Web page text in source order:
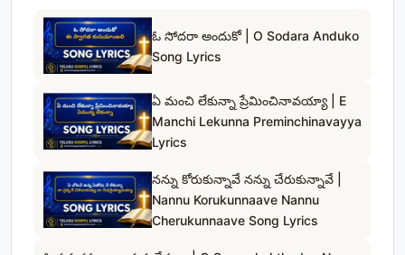
ఓ సోదరా అందుకో | O Sodara Anduko
Song Lyrics
ఏ మంచి లేకున్నా ప్రేమించినావయ్యా | E
Manchi Lekunna Preminchinavayya
Lyrics
నన్ను కోరుకున్నావే నన్ను చేరుకున్నావే |
Nannu Korukunnaave Nannu
Cherukunnaave Song Lyrics